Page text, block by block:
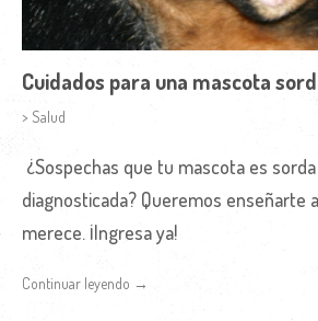
Cuidados para una mascota
> Salud
¿Sospechas que tu mascota es
diagnosticada? Queremos enseñarte
merece. ¡Ingresa ya!
Continuar leyendo →